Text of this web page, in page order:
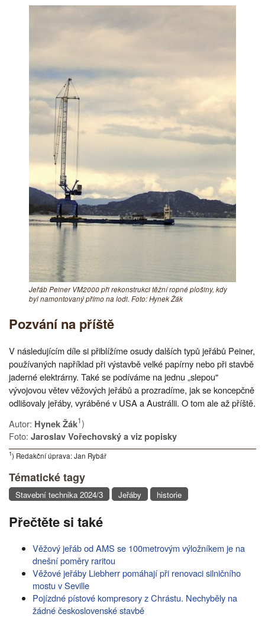
Jeřáb Peiner VM2000 při rekonstrukci těžní ropné plošiny, kdy
byl namontovaný přímo na lodi. Foto: Hynek Žák
Pozvání na příště
V následujícím díle si přiblížíme osudy dalších typů jeřábů Peiner,
používaných například při výstavbě velké papírny nebo při stavbě
jaderné elektrárny. Také se podíváme na jednu „slepou"
vývojovou větev věžových jeřábů a prozradíme, jak se koncepčně
odlišovaly jeřáby, vyráběné v USA a Austrálii. O tom ale až příště.
Autor: Hynek Žák1)
Foto: Jaroslav Vořechovský a viz popisky
1) Redakční úprava: Jan Rybář
Tématické tagy
Stavební technika 2024/3 Jeřáby historie
Přečtěte si také
Věžový jeřáb od AMS se 100metrovým výložníkem je na
dnešní poměry raritou
Věžové jeřáby Liebherr pomáhají při renovaci silničního
mostu v Seville
Pojízdné pístové kompresory z Chrástu. Nechyběly na
žádné československé stavbě